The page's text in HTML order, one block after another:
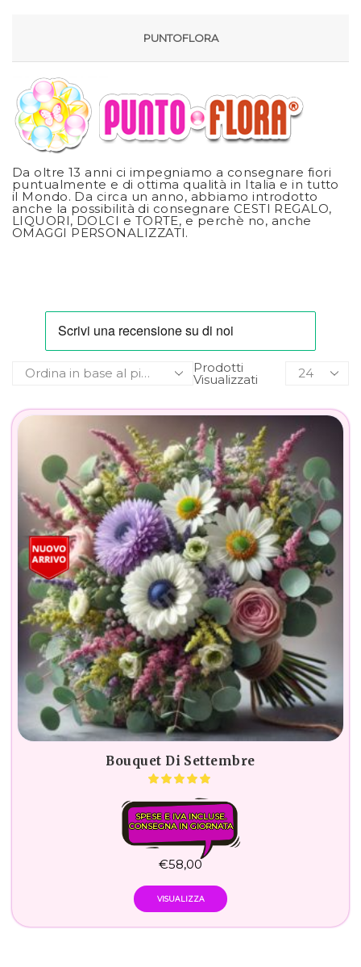
Prodotti
Visualizzati
Bouquet Di Settembre
SPESE E IVA INCLUSE.
CONSEGNA IN GIORNATA
€58,00
VISUALIZZA
PUNTOFLORA
Da oltre 13 anni ci impegniamo a consegnare fiori
puntualmente e di ottima qualità in Italia e in tutto
il Mondo. Da circa un anno, abbiamo introdotto
anche la possibilità di consegnare CESTI REGALO,
LIQUORI, DOLCI e TORTE, e perchè no, anche
OMAGGI PERSONALIZZATI.